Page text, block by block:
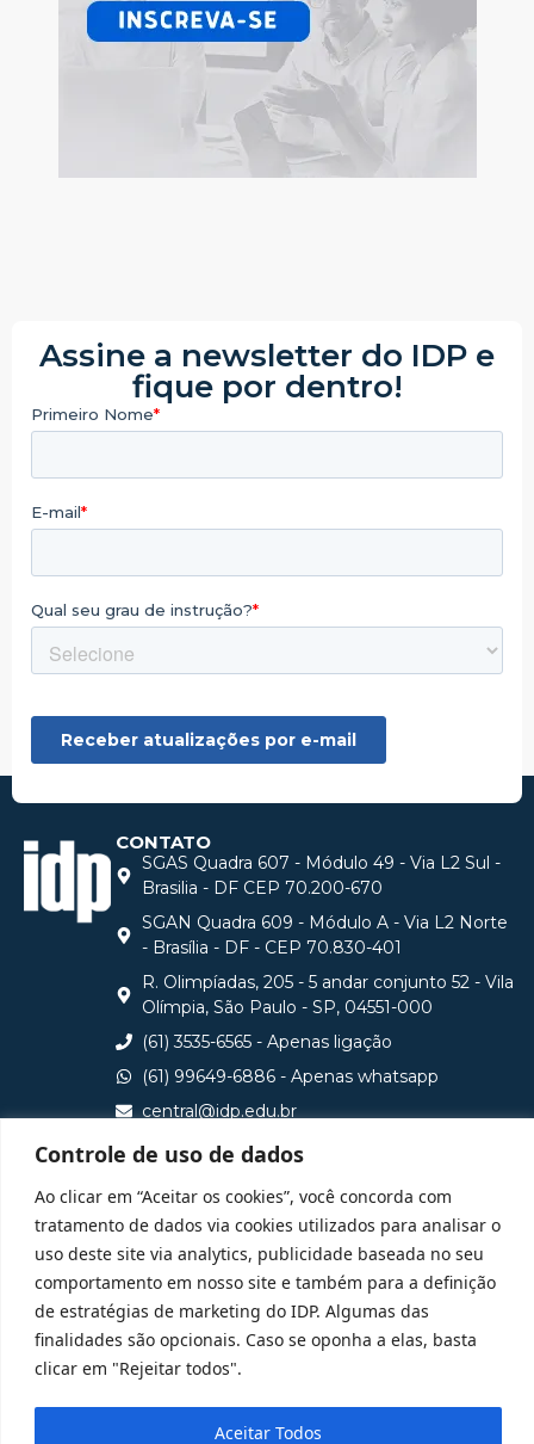
Controle de uso de dados
Ao clicar em “Aceitar os cookies”, você concorda com
tratamento de dados via cookies utilizados para analisar o
uso deste site via analytics, publicidade baseada no seu
comportamento em nosso site e também para a definição
de estratégias de marketing do IDP. Algumas das
finalidades são opcionais. Caso se oponha a elas, basta
clicar em "Rejeitar todos".
Aceitar Todos
Assine a newsletter do IDP e
fique por dentro!
CONTATO
SGAS Quadra 607 - Módulo 49 - Via L2 Sul -
Brasilia - DF CEP 70.200-670
SGAN Quadra 609 - Módulo A - Via L2 Norte
- Brasília - DF - CEP 70.830-401
R. Olimpíadas, 205 - 5 andar conjunto 52 - Vila
Olímpia, São Paulo - SP, 04551-000
(61) 3535-6565 - Apenas ligação
(61) 99649-6886 - Apenas whatsapp
central@idp.edu.br
Consulte aqui o cadastro da Instituição no Sistema e-